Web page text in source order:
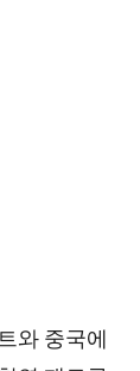
와 중국에